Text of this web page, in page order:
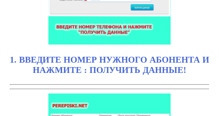
1. ВВЕДИТЕ НОМЕР НУЖНОГО АБОНЕНТА И
НАЖМИТЕ : ПОЛУЧИТЬ ДАННЫЕ!